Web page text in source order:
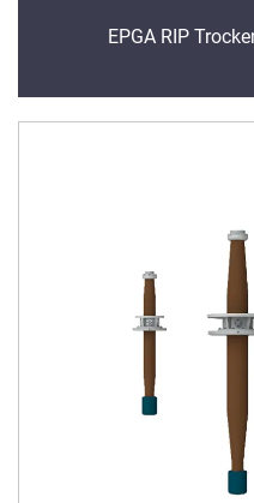
EPGA RIP